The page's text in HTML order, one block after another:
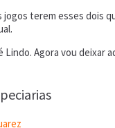
terem esses dois
Agora vou deixar